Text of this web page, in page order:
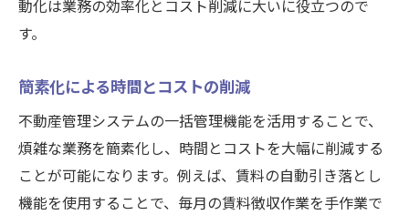
動化は業務の効率化とコスト削減に大いに役立つので
す。
簡素化による時間とコストの削減
不動産管理システムの一括管理機能を活用することで、
煩雑な業務を簡素化し、時間とコストを大幅に削減する
ことが可能になります。例えば、賃料の自動引き落とし
機能を使用することで、毎月の賃料徴収作業を手作業で